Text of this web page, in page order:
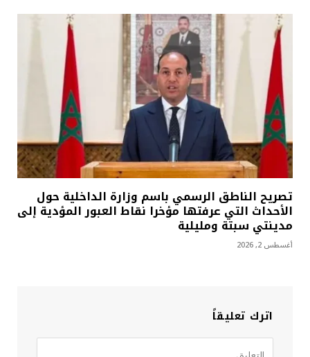
تصريح الناطق الرسمي باسم وزارة الداخلية حول
الأحداث التي عرفتها مؤخرا نقاط العبور المؤدية إلى
مدينتي سبتة ومليلية
أغسطس 2, 2026
اترك تعليقاً